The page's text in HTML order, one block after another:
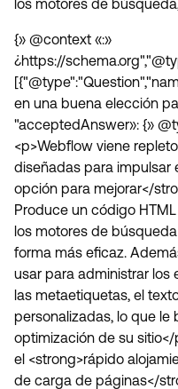
los motores de
{» @context «:»
¿https://
en una buena elección
"acceptedAnswer»: {»
<p>Webflow viene
diseñadas para impulsar
opción para mejorar</
Produce un código
los motores de
forma más eficaz.
usar para administrar los
las metaetiquetas, el
personalizadas, lo que le
optimización de su
el <strong>rápido
de carga de páginas</